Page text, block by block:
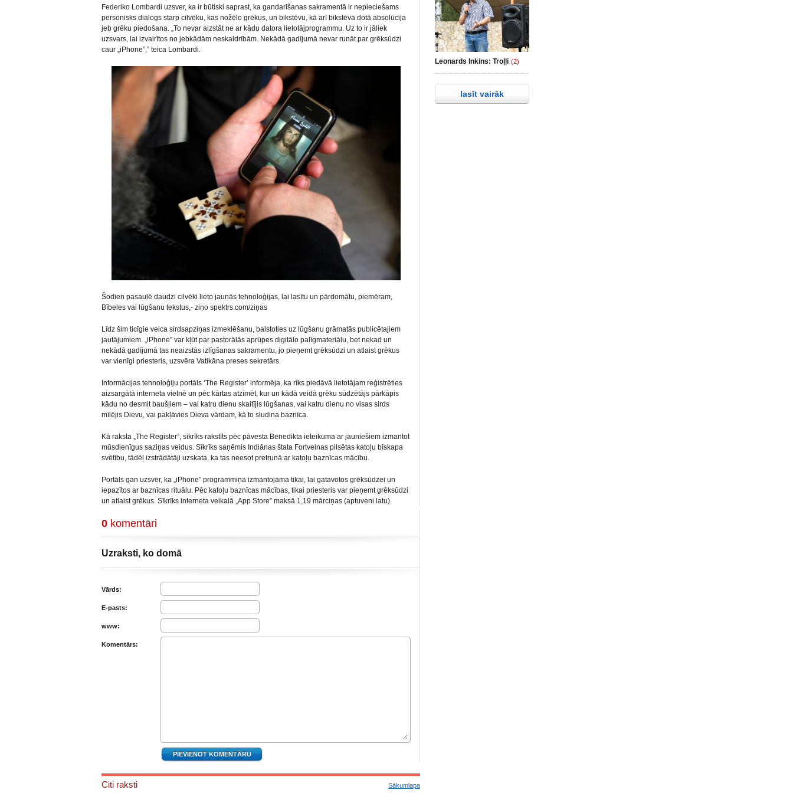
Federiko Lombardi uzsver, ka ir būtiski saprast, ka gandarīšanas sakramentā ir nepieciešams
personisks dialogs starp cilvēku, kas nožēlo grēkus, un bikstēvu, kā arī bikstēva dotā absolūcija
jeb grēku piedošana. „To nevar aizstāt ne ar kādu datora lietotājprogrammu. Uz to ir jāliek
uzsvars, lai izvairītos no jebkādām neskaidrībām. Nekādā gadījumā nevar runāt par grēksūdzi
caur „iPhone”,” teica Lombardi.
Šodien pasaulē daudzi cilvēki lieto jaunās tehnoloģijas, lai lasītu un pārdomātu, piemēram,
Bībeles vai lūgšanu tekstus,- ziņo spektrs.com/ziņas
Līdz šim ticīgie veica sirdsapziņas izmeklēšanu, balstoties uz lūgšanu grāmatās publicētajiem
jautājumiem. „iPhone” var kļūt par pastorālās aprūpes digitālo palīgmateriālu, bet nekad un
nekādā gadījumā tas neaizstās izlīgšanas sakramentu, jo pieņemt grēksūdzi un atlaist grēkus
var vienīgi priesteris, uzsvēra Vatikāna preses sekretārs.
Informācijas tehnoloģiju portāls ‘The Register’ informēja, ka rīks piedāvā lietotājam reģistrēties
aizsargātā interneta vietnē un pēc kārtas atzīmēt, kur un kādā veidā grēku sūdzētājs pārkāpis
kādu no desmit baušļiem – vai katru dienu skaitījis lūgšanas, vai katru dienu no visas sirds
mīlējis Dievu, vai pakļāvies Dieva vārdam, kā to sludina baznīca.
Kā raksta „The Register”, sīkrīks rakstīts pēc pāvesta Benedikta ieteikuma ar jauniešiem izmantot
mūsdienīgus saziņas veidus. Sīkrīks saņēmis Indiānas štata Fortveinas pilsētas katoļu bīskapa
svētību, tādēļ izstrādātāji uzskata, ka tas neesot pretrunā ar katoļu baznīcas mācību.
Portāls gan uzsver, ka „iPhone” programmiņa izmantojama tikai, lai gatavotos grēksūdzei un
iepazītos ar baznīcas rituālu. Pēc katoļu baznīcas mācības, tikai priesteris var pieņemt grēksūdzi
un atlaist grēkus. Sīkrīks interneta veikalā „App Store” maksā 1,19 mārciņas (aptuveni latu).
0 komentāri
Uzraksti, ko domā
Vārds:
E-pasts:
www:
Komentārs:
Citi raksti Sākumlapa
Leonards Inkins: Troļļi (2)
lasīt vairāk